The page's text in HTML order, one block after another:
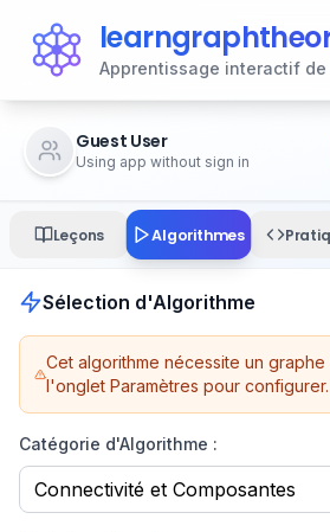
Apprentissage interactif
Guest User
Using app without sign in
Leçons Algorithmes
Sélection d'Algorithme
Cet algorithme nécessite un graphe
l'onglet Paramètres pour configurer.
Catégorie d'Algorithme :